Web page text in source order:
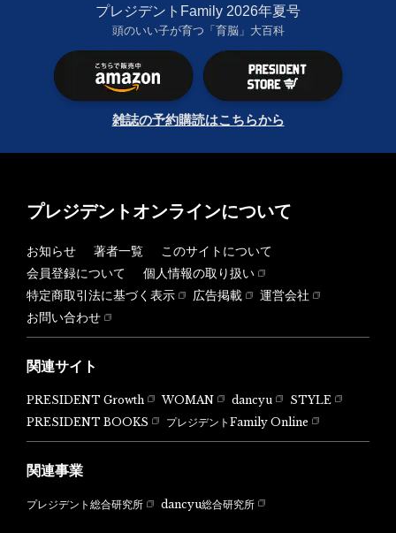
プレジデントFamily 2026年夏号
頭のいい子が育つ「育脳」大百科
雑誌の予約購読はこちらから
プレジデントオンラインについて
お知らせ 著者一覧
このサイトについて
会員登録について
個人情報の取り扱い
特定商取引法に基づく表示
広告掲載
運営会社
お問い合わせ
関連サイト
PRESIDENT Growth WOMAN dancyu
STYLE
PRESIDENT BOOKS
プレジデントFamily Online
関連事業
プレジデント総合研究所 dancyu総合研究所